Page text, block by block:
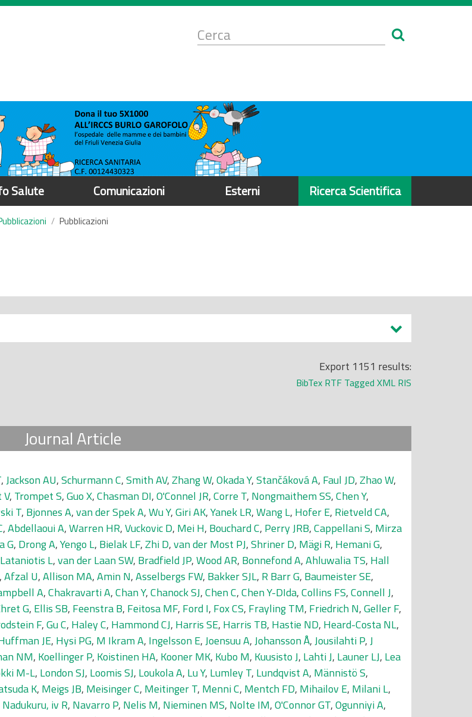
Form
di
Salute Comunicazioni Esterni Ricerca Scientifica
Pubblicazioni
Export 1151 results:
BibTex RTF Tagged XML RIS
Journal Article
,Jackson AU,Schurmann C,Smith AV,Zhang W,Okada Y,Stančáková A, Faul JD,Zhao W,
, Trompet S,Guo X,Chasman DI,O'Connel JR,Corre T, Nongmaithem SS,Chen Y,
T, Bjonnes A,van der Spek A,Wu Y,Giri AK,Yanek LR,Wang L, Hofer E, Rietveld CA,
,Abdellaoui A,Warren HR,Vuckovic D, Mei H, Bouchard C, Perry JRB,Cappellani S, Mirza
G, Drong A,Yengo L, Bielak LF,Zhi D,van der Most PJ,Shriner D, Mägi R, Hemani G,
Lataniotis L,van der Laan SW, Bradfield JP,Wood AR, Bonnefond A,Ahluwalia TS, Hall
,Afzal U,Allison MA,Amin N,Asselbergs FW, Bakker SJL, R Barr G, Baumeister SE,
A,Chakravarti A,Chan Y,Chanock SJ,Chen C,Chen Y-DIda,Collins FS,Connell J,
G, Ellis SB, Feenstra B, Feitosa MF, Ford I, Fox CS, Frayling TM, Friedrich N,Geller F,
F,Gu C, Haley C, Hammond CJ, Harris SE, Harris TB, Hastie ND, Heard-Costa NL,
JE, Hysi PG, M Ikram A, Ingelsson E,Joensuu A,Johansson Å,Jousilahti P,J
NM, Koellinger P, Koistinen HA, Kooner MK, Kubo M, Kuusisto J, Lahti J, Launer LJ, Lea
M-L, London SJ, Loomis SJ, Loukola A, Lu Y, Lumley T, Lundqvist A, Männistö S,
K, Meigs JB, Meisinger C, Meitinger T, Menni C, Mentch FD, Mihailov E, Milani L,
Nadukuru, iv R, Navarro P, Nelis M, Nieminen MS, Nolte IM,O'Connor GT,Ogunniyi A,